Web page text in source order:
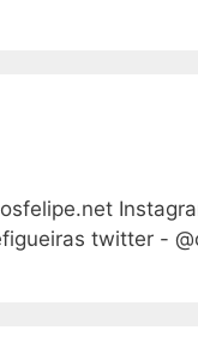
twitter -